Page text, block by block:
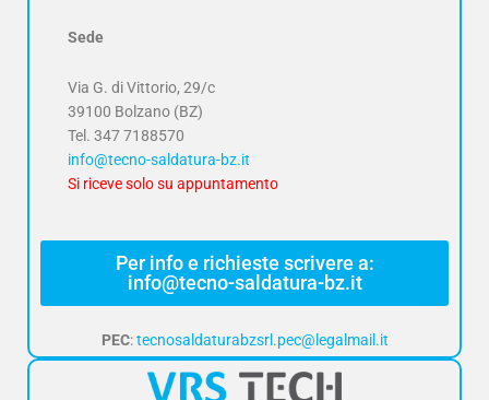
Sede
Via G. di Vittorio, 29/c
39100 Bolzano (BZ)
Tel. 347 7188570
info@tecno-saldatura-bz.it
Si riceve solo su appuntamento
Per info e richieste scrivere a:
info@tecno-saldatura-bz.it
PEC:tecnosaldaturabzsrl.pec@legalmail.it